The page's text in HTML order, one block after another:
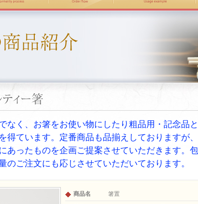
なく、お箸をお使い物にしたり粗品用・記念品
得ています。定番商品も品揃えしておりますが
あったものを企画ご提案させていただきます。包
のご注文にも応じさせていただいております。
商品名 箸置